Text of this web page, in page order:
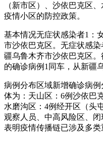
（新市区）、沙依巴克区
疫情小区的防控政策。
基本情况无症状感染者1：
市沙依巴克区。无症状感
疆乌鲁木齐市沙依巴克区
的确诊病例1同车，从新疆
病例分布区域新增确诊病
体为：天山区：6例沙依巴
水磨沟区：4例经开区（头
观察人员、中高风险区、
表明疫情传播链已涉及多类